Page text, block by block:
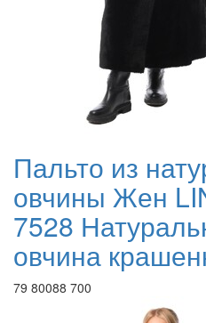
Пальто из
овчины Жен
7528
овчина
79 80088 700